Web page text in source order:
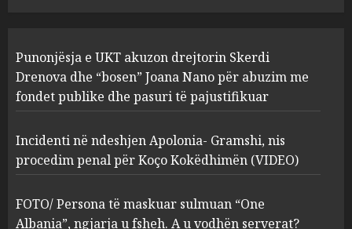
2
Apolonia- Gramshi, nis
procedim penal për Koço
Kokëdhimën (VIDEO)
MARCH 27, 2025
FOTO/ Persona të maskuar
sulmuan “One Albania”,
ngjarja u fsheh. A u vodhën
serverat?
Punonjësja e UKT akuzon drejtorin Skerdi
Drenova dhe “bosen” Joana Nano për abuzim me
fondet publike dhe pasuri të pajustifikuar
Incidenti në ndeshjen Apolonia- Gramshi, nis
procedim penal për Koço Kokëdhimën (VIDEO)
FOTO/ Persona të maskuar sulmuan “One
Albania”, ngjarja u fsheh. A u vodhën serverat?